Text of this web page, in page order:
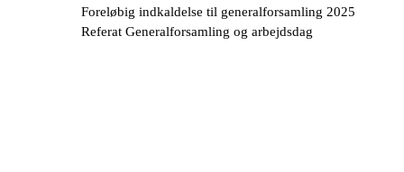
Foreløbig indkaldelse til generalforsamling 2025
Referat Generalforsamling og arbejdsdag